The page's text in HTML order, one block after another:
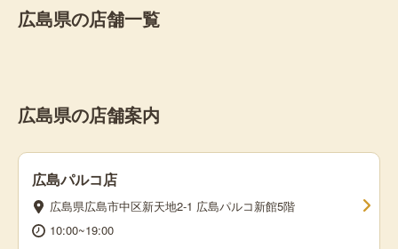
広島県の店舗一覧
広島県の店舗案内
広島パルコ店
広島県広島市中区新天地2-1 広島パルコ新館5階
10:00~19:00